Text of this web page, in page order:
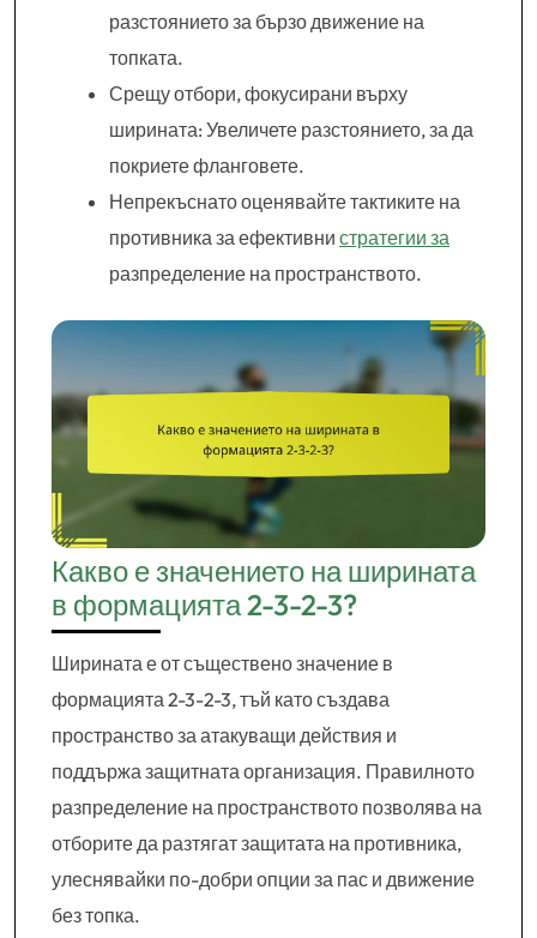
разстоянието за бързо движение на
топката.
Срещу отбори, фокусирани върху
ширината: Увеличете разстоянието, за да
покриете фланговете.
Непрекъснато оценявайте тактиките на
противника за ефективни стратегии за
разпределение на пространството.
Какво е значението на ширината
в формацията 2-3-2-3?
Ширината е от съществено значение в
формацията 2-3-2-3, тъй като създава
пространство за атакуващи действия и
поддържа защитната организация. Правилното
разпределение на пространството позволява на
отборите да разтягат защитата на противника,
улеснявайки по-добри опции за пас и движение
без топка.